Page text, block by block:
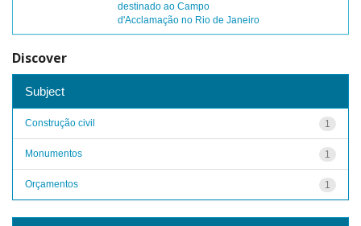
destinado ao Campo
d'Acclamação no Rio de Janeiro
Discover
Subject
1
Construção civil
1
Monumentos
1
Orçamentos